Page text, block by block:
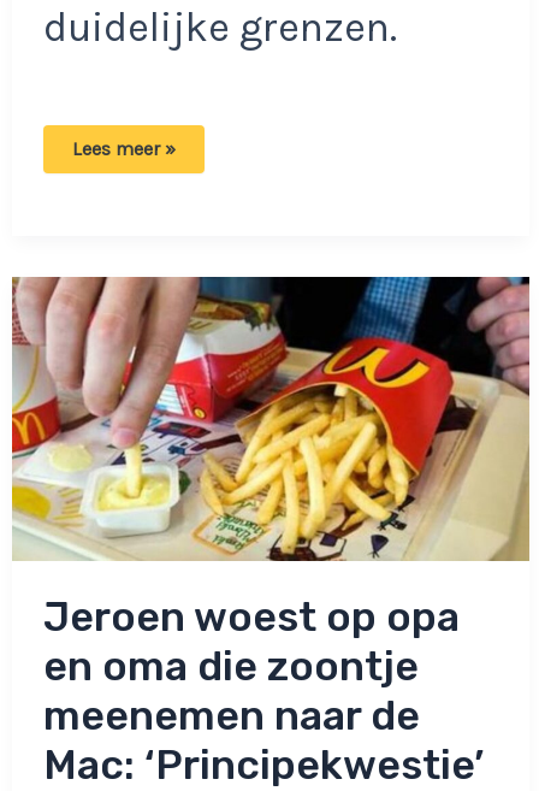
duidelijke grenzen.
Oma
kleinkind
te
verschonen:
‘Grenzen
stellen’
Lees meer »
Jeroen woest op opa
en oma die zoontje
meenemen naar de
Mac: ‘Principekwestie’